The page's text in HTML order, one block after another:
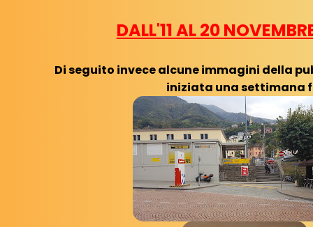
DALL'11 AL 20
Di seguito invece alcune immagini della
iniziata una settimana